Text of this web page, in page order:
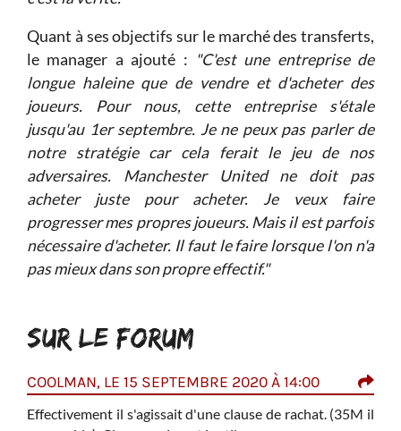
Quant à ses objectifs sur le marché des transferts,
le manager a ajouté : "C'est une entreprise de
longue haleine que de vendre et d'acheter des
joueurs. Pour nous, cette entreprise s'étale
jusqu'au 1er septembre. Je ne peux pas parler de
notre stratégie car cela ferait le jeu de nos
adversaires. Manchester United ne doit pas
acheter juste pour acheter. Je veux faire
progresser mes propres joueurs. Mais il est parfois
nécessaire d'acheter. Il faut le faire lorsque l'on n'a
pas mieux dans son propre effectif."
SUR LE FORUM
COOLMAN, LE 15 SEPTEMBRE 2020 À 14:00
Effectivement il s'agissait d'une clause de rachat. (35M il